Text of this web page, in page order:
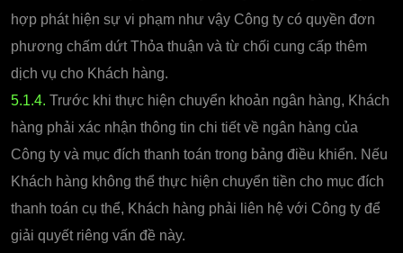
hợp phát hiện sự vi phạm như vậy Công ty có quyền đơn
phương chấm dứt Thỏa thuận và từ chối cung cấp thêm
dịch vụ cho Khách hàng.
5.1.4. Trước khi thực hiện chuyển khoản ngân hàng, Khách
hàng phải xác nhận thông tin chi tiết về ngân hàng của
Công ty và mục đích thanh toán trong bảng điều khiển. Nếu
Khách hàng không thể thực hiện chuyển tiền cho mục đích
thanh toán cụ thể, Khách hàng phải liên hệ với Công ty để
giải quyết riêng vấn đề này.